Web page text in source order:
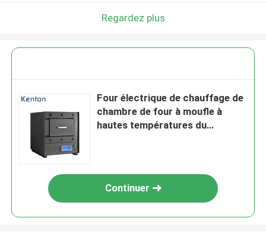
Regardez plus
Four électrique de chauffage de
chambre de four à moufle à
hautes températures du
Continuer